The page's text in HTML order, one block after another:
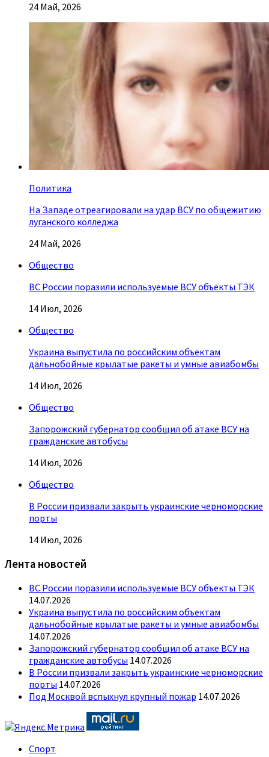
24 Май, 2026
Политика
На Западе отреагировали на удар ВСУ по общежитию
луганского колледжа
24 Май, 2026
Общество
ВС России поразили используемые ВСУ объекты ТЭК
14 Июл, 2026
Общество
Украина выпустила по российским объектам
дальнобойные крылатые ракеты и умные авиабомбы
14 Июл, 2026
Общество
Запорожский губернатор сообщил об атаке ВСУ на
гражданские автобусы
14 Июл, 2026
Общество
В России призвали закрыть украинские черноморские
порты
14 Июл, 2026
Лента новостей
ВС России поразили используемые ВСУ объекты ТЭК
14.07.2026
Украина выпустила по российским объектам
дальнобойные крылатые ракеты и умные авиабомбы
14.07.2026
Запорожский губернатор сообщил об атаке ВСУ на
гражданские автобусы 14.07.2026
В России призвали закрыть украинские черноморские
порты 14.07.2026
Под Москвой вспыхнул крупный пожар 14.07.2026
Спорт